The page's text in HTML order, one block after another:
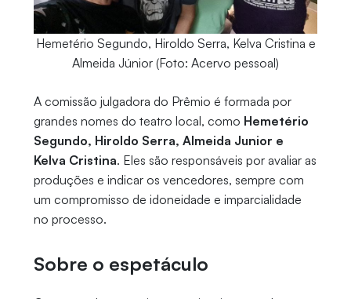
Hemetério Segundo, Hiroldo Serra, Kelva Cristina e
Almeida Júnior (Foto: Acervo pessoal)
A comissão julgadora do Prêmio é formada por
grandes nomes do teatro local, como Hemetério
Segundo, Hiroldo Serra, Almeida Junior e
Kelva Cristina. Eles são responsáveis por avaliar as
produções e indicar os vencedores, sempre com
um compromisso de idoneidade e imparcialidade
no processo.
Sobre o espetáculo